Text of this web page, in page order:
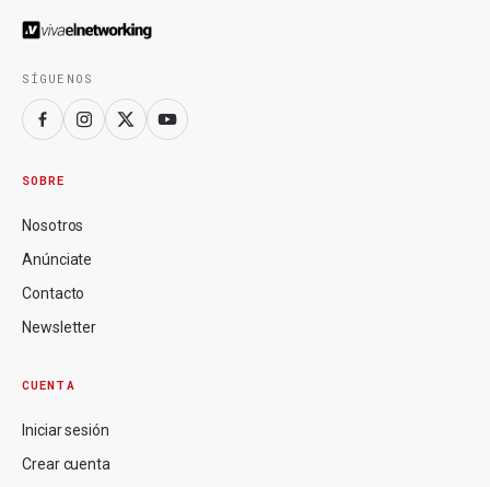
SÍGUENOS
SOBRE
Nosotros
Anúnciate
Contacto
Newsletter
CUENTA
Iniciar sesión
Crear cuenta